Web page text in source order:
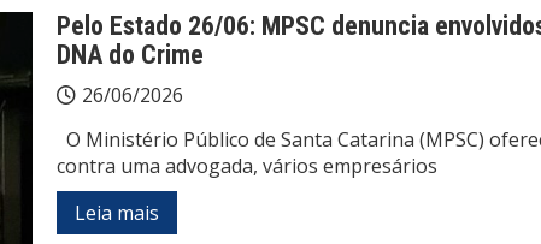
Pelo Estado 26/06: MPSC denuncia
DNA do Crime
26/06/2026
O Ministério Público de Santa Catarina (MPSC)
contra uma advogada, vários empresários
Leia mais